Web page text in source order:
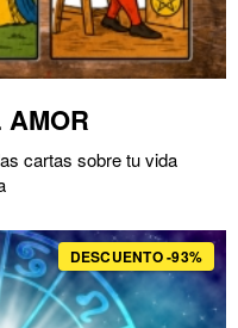
AMOR
cartas sobre tu vida
DESCUENTO -93%